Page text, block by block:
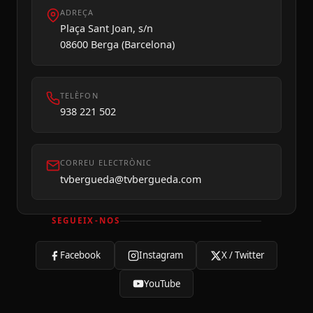
ADREÇA
Plaça Sant Joan, s/n
08600 Berga (Barcelona)
TELÈFON
938 221 502
CORREU ELECTRÒNIC
tvbergueda@tvbergueda.com
SEGUEIX-NOS
Facebook Instagram X / Twitter
YouTube